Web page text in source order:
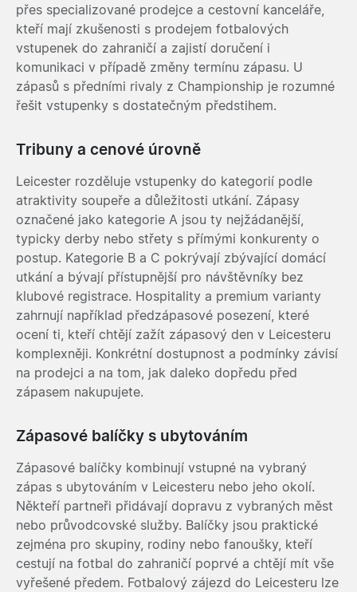
přes specializované prodejce a cestovní kanceláře,
kteří mají zkušenosti s prodejem fotbalových
vstupenek do zahraničí a zajistí doručení i
komunikaci v případě změny termínu zápasu. U
zápasů s předními rivaly z Championship je rozumné
řešit vstupenky s dostatečným předstihem.
Tribuny a cenové úrovně
Leicester rozděluje vstupenky do kategorií podle
atraktivity soupeře a důležitosti utkání. Zápasy
označené jako kategorie A jsou ty nejžádanější,
typicky derby nebo střety s přímými konkurenty o
postup. Kategorie B a C pokrývají zbývající domácí
utkání a bývají přístupnější pro návštěvníky bez
klubové registrace. Hospitality a premium varianty
zahrnují například předzápasové posezení, které
ocení ti, kteří chtějí zažít zápasový den v Leicesteru
komplexněji. Konkrétní dostupnost a podmínky závisí
na prodejci a na tom, jak daleko dopředu před
zápasem nakupujete.
Zápasové balíčky s ubytováním
Zápasové balíčky kombinují vstupné na vybraný
zápas s ubytováním v Leicesteru nebo jeho okolí.
Někteří partneři přidávají dopravu z vybraných měst
nebo průvodcovské služby. Balíčky jsou praktické
zejména pro skupiny, rodiny nebo fanoušky, kteří
cestují na fotbal do zahraničí poprvé a chtějí mít vše
vyřešené předem. Fotbalový zájezd do Leicesteru lze